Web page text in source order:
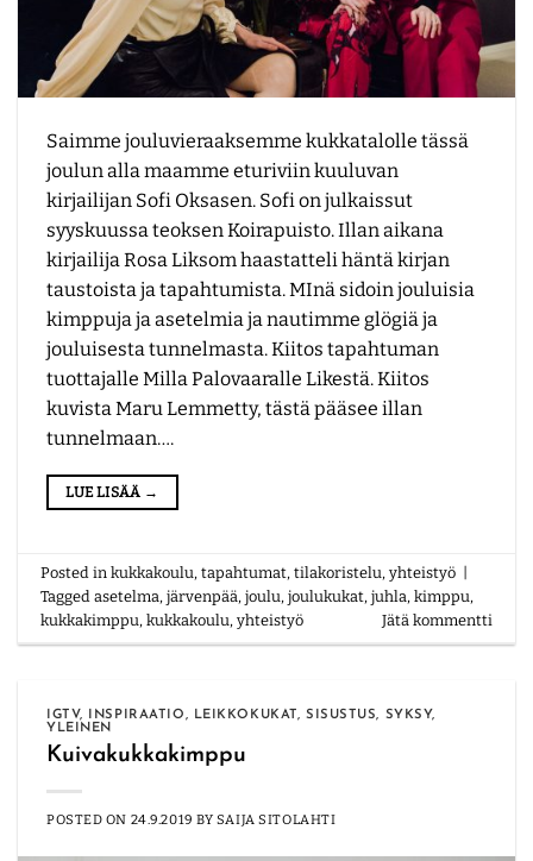
Saimme jouluvieraaksemme kukkatalolle tässä
joulun alla maamme eturiviin kuuluvan
kirjailijan Sofi Oksasen. Sofi on julkaissut
syyskuussa teoksen Koirapuisto. Illan aikana
kirjailija Rosa Liksom haastatteli häntä kirjan
taustoista ja tapahtumista. MInä sidoin jouluisia
kimppuja ja asetelmia ja nautimme glögiä ja
jouluisesta tunnelmasta. Kiitos tapahtuman
tuottajalle Milla Palovaaralle Likestä. Kiitos
kuvista Maru Lemmetty, tästä pääsee illan
tunnelmaan….
LUE LISÄÄ →
Posted inkukkakoulu,tapahtumat,tilakoristelu,yhteistyö
Taggedasetelma,järvenpää,joulu,joulukukat,juhla,kimppu,
kukkakimppu,kukkakoulu,yhteistyö Jätä kommentti
IGTV, INSPIRAATIO, LEIKKOKUKAT , SISUSTUS, SYKSY,
YLEINEN
Kuivakukkakimppu
POSTED ON 24.9.2019 BY SAIJA SITOLAHTI